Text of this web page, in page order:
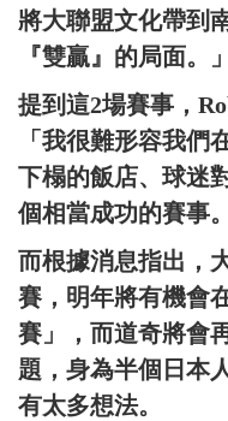
將大聯盟文化帶到
『雙贏』的局面。」
提到這2場賽事，
「我很難形容我們
下榻的飯店、球迷
個相當成功的賽事。
而根據消息指出，
賽，明年將有機會
賽」，而道奇將會
題，身為半個日本
有太多想法。